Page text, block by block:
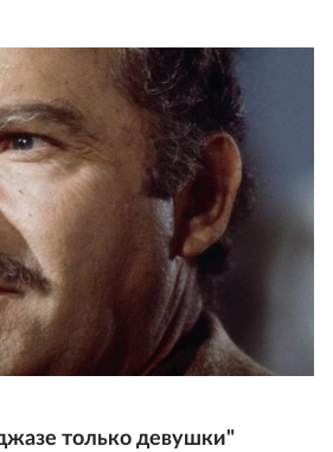
только девушки"